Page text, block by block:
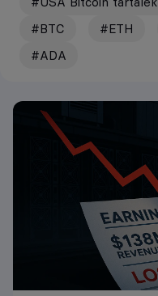
#BTC
#ETH
#ADA